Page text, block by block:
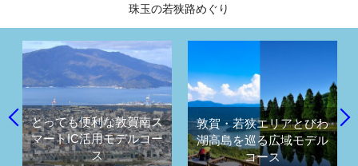
珠玉の若狭路めぐり
とっても便利な敦賀南ス
マートIC活用モデルコー
ス
敦賀・若狭エリアとびわ
湖高島を巡る広域モデル
コース